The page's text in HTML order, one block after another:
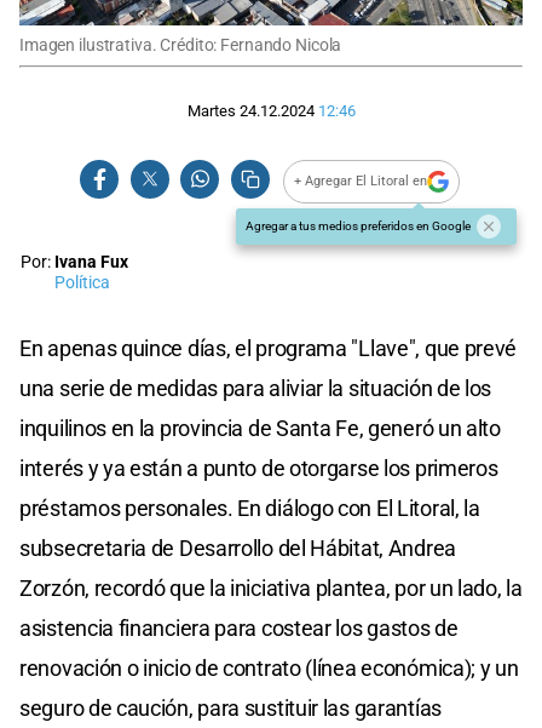
Imagen ilustrativa. Crédito: Fernando Nicola
Martes 24.12.2024 12:46
+ Agregar El Litoral en
Agregar a tus medios preferidos en Google
Por: Ivana Fux
Política
En apenas quince días, el programa "Llave", que prevé
una serie de medidas para aliviar la situación de los
inquilinos en la provincia de Santa Fe, generó un alto
interés y ya están a punto de otorgarse los primeros
préstamos personales. En diálogo con El Litoral, la
subsecretaria de Desarrollo del Hábitat, Andrea
Zorzón, recordó que la iniciativa plantea, por un lado, la
asistencia financiera para costear los gastos de
renovación o inicio de contrato (línea económica); y un
seguro de caución, para sustituir las garantías